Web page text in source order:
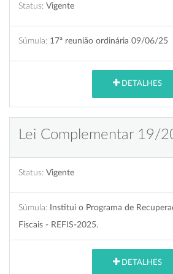
Status: Vigente
Súmula: 17ª reunião ordinária 09/06/25
DETALHES
Lei Complementar 19/
Status: Vigente
Súmula: Institui o Programa de
Fiscais - REFIS-2025.
DETALHES